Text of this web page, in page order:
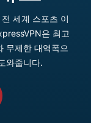
세계 스포츠 이
은 최고
무제한 대역폭으
와줍니다.